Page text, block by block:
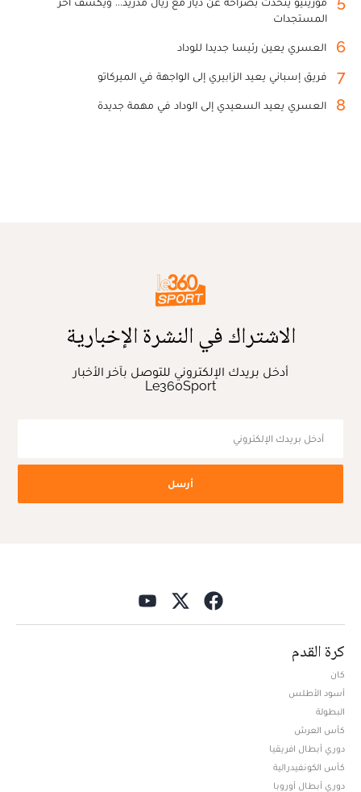
المستجدات
6 العسري يعين رئيسا جديدا للوداد
7 فريق إسباني يعيد الزابيري إلى الواجهة في الميركاتو
8 العسري يعيد السعيدي إلى الوداد في مهمة جديدة
الاشتراك في النشرة الإخبارية
أدخل بريدك الإلكتروني للتوصل بآخر الأخبار
Le360Sport
أرسل
كرة القدم
كان
أسود الأطلس
البطولة
كأس العرش
دوري أبطال افريقيا
كأس الكونفيدرالية
دوري أبطال أوروبا